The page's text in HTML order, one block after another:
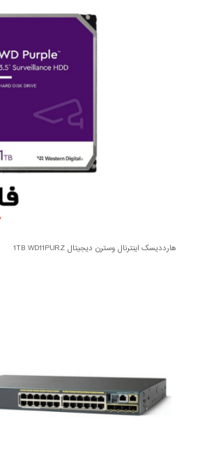
هارددیسک اینترنال وسترن دیجیتال 1TB WD11PURZ